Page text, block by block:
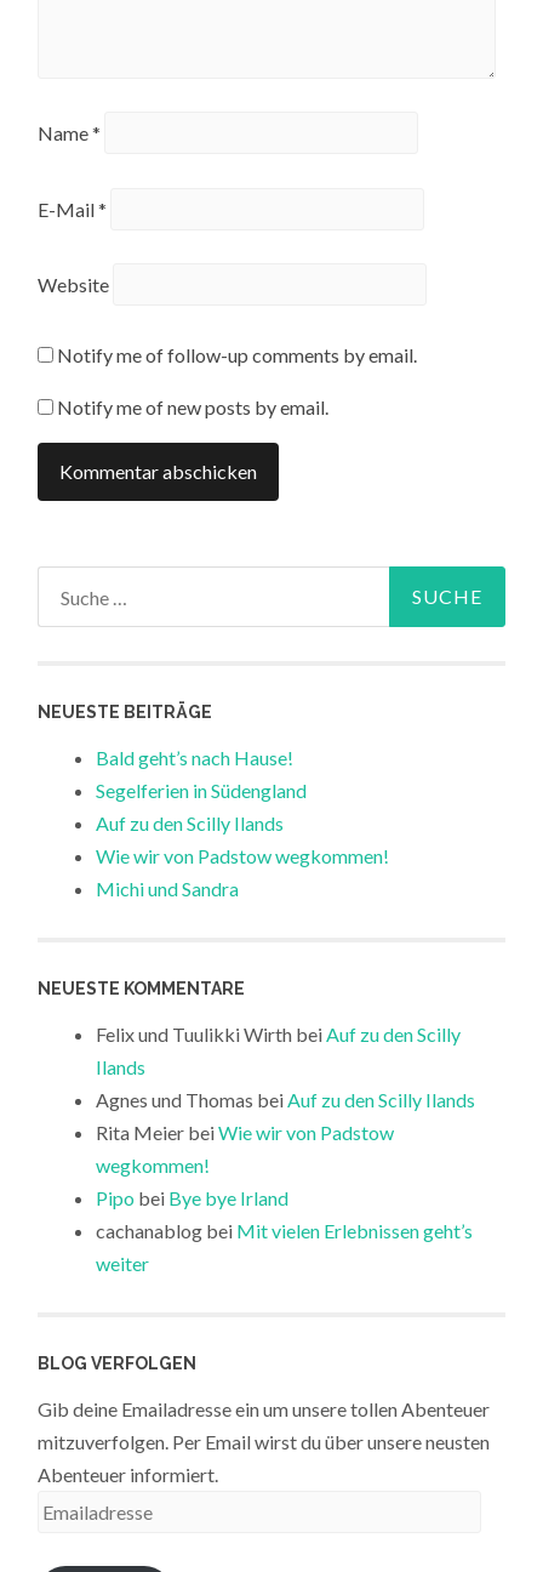
Name*
E-Mail*
Website
Notify me of follow-up comments by email.
Notify me of new posts by email.
NEUESTE BEITRÄGE
Bald geht’s nach Hause!
Segelferien in Südengland
Auf zu den Scilly Ilands
Wie wir von Padstow wegkommen!
Michi und Sandra
NEUESTE KOMMENTARE
Felix und Tuulikki Wirth beiAuf zu den Scilly
Ilands
Agnes und Thomas beiAuf zu den Scilly Ilands
Rita Meier beiWie wir von Padstow
wegkommen!
Pipo bei Bye bye Irland
cachanablog bei Mit vielen Erlebnissen geht’s
weiter
BLOG VERFOLGEN
Gib deine Emailadresse ein um unsere tollen Abenteuer
mitzuverfolgen. Per Email wirst du über unsere neusten
Abenteuer informiert.
Emailadresse